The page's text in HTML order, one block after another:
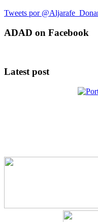
Tweets por
ADAD on Facebook
Latest post